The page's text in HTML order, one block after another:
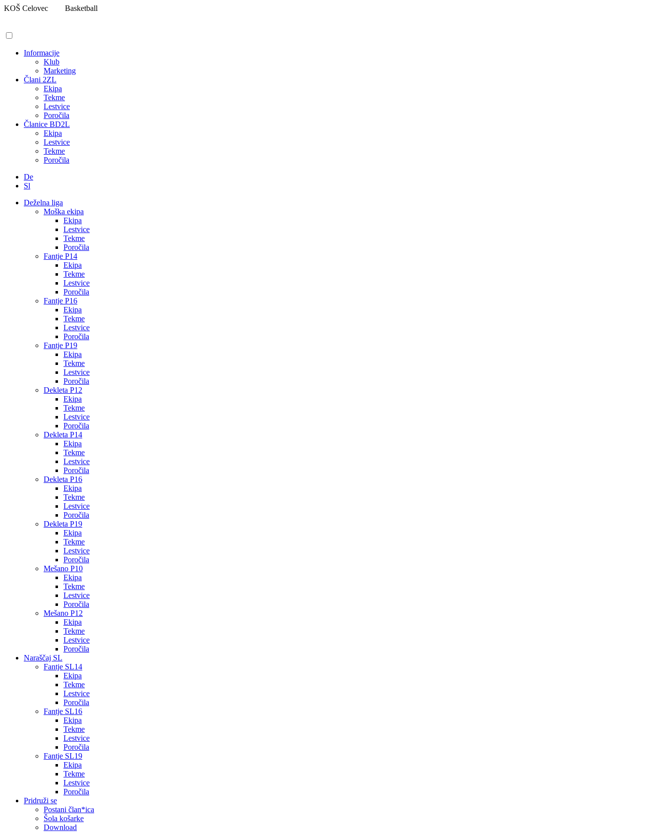
Pojdi
KOŠ Celovec Basketball
Informacije
Klub
Marketing
Člani 2ZL
Ekipa
Tekme
Lestvice
Poročila
Članice BD2L
Ekipa
Lestvice
Tekme
Poročila
De
Sl
Deželna liga
Moška ekipa
Ekipa
Lestvice
Tekme
Poročila
Fantje P14
Ekipa
Tekme
Lestvice
Poročila
Fantje P16
Ekipa
Tekme
Lestvice
Poročila
Fantje P19
Ekipa
Tekme
Lestvice
Poročila
Dekleta P12
Ekipa
Tekme
Lestvice
Poročila
Dekleta P14
Ekipa
Tekme
Lestvice
Poročila
Dekleta P16
Ekipa
Tekme
Lestvice
Poročila
Dekleta P19
Ekipa
Tekme
Lestvice
Poročila
Mešano P10
Ekipa
Tekme
Lestvice
Poročila
Mešano P12
Ekipa
Tekme
Lestvice
Poročila
Naraščaj SL
Fantje SL14
Ekipa
Tekme
Lestvice
Poročila
Fantje SL16
Ekipa
Tekme
Lestvice
Poročila
Fantje SL19
Ekipa
Tekme
Lestvice
Poročila
Pridruži se
Postani član*ica
Šola košarke
Download